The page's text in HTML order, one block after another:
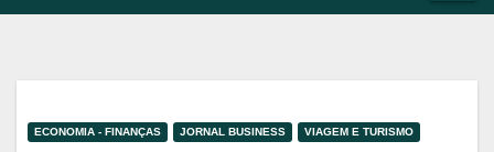
ECONOMIA - FINANÇAS JORNAL BUSINESS VIAGEM E TURISMO